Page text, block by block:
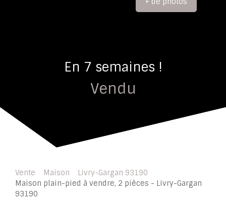
En 7 semaines !
Vendu
Vente Maison
Livry-Gargan 93190
Maison plain-pied à vendre, 2 pièces - Livry-Gargan
93190